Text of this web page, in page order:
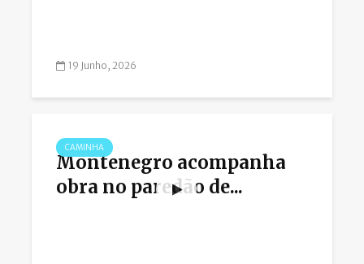
19 Junho, 2026
CAMINHA
Montenegro acompanha
obra no paredão de...